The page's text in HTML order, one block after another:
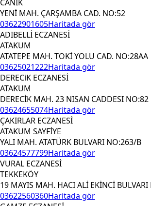
CANİK
YENİ MAH. ÇARŞAMBA CAD. NO:52
03622901605Haritada gör
ADIBELLİ ECZANESİ
ATAKUM
ATATEPE MAH. TOKİ YOLU CAD. NO:28AA
03625021222Haritada gör
DERECiK ECZANESİ
ATAKUM
DERECİK MAH. 23 NISAN CADDESI NO:82
03624655074Haritada gör
ÇAKIRLAR ECZANESİ
ATAKUM SAYFİYE
YALI MAH. ATATÜRK BULVARI NO:263/B
03624577799Haritada gör
VURAL ECZANESİ
TEKKEKÖY
19 MAYIS MAH. HACI ALİ EKİNCİ
03622560360Haritada gör